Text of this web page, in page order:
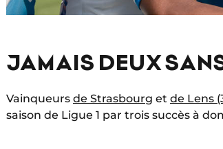
JAMAIS DEUX
Vainqueurs de Strasbourg et de Lens
saison de Ligue 1 par trois succès à